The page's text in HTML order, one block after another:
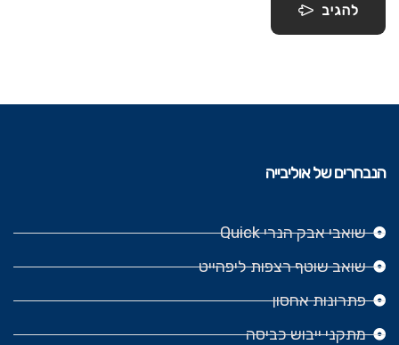
להגיב
הנבחרים של אוליבייה
שואבי אבק הנרי Quick
שואב שוטף רצפות ליפהייט
פתרונות אחסון
מתקני ייבוש כביסה